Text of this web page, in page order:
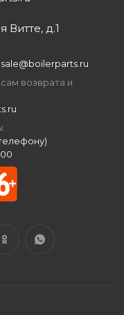
Витте, д.1
sale@boilerparts.ru
возврата и